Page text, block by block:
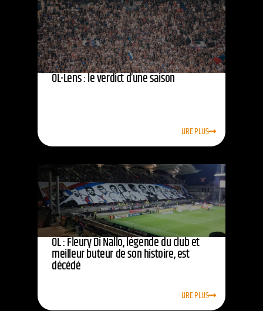
OL-Lens : le verdict d’une saison
LIRE PLUS
OL : Fleury Di Nallo, légende du club et
meilleur buteur de son histoire, est
décédé
LIRE PLUS